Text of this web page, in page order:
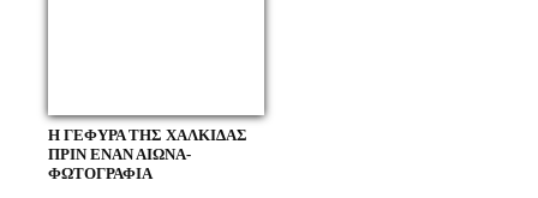
Η ΓΕΦΥΡΑ ΤΗΣ ΧΑΛΚΙΔΑΣ
ΠΡΙΝ ΕΝΑΝ ΑΙΩΝΑ-
ΦΩΤΟΓΡΑΦΙΑ